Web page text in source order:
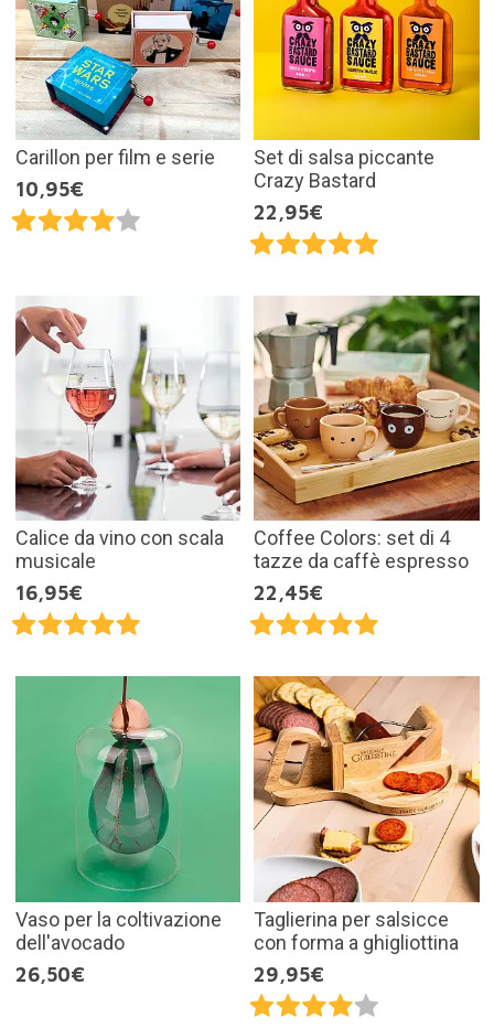
Carillon per film e serie
10,95€
Set di salsa piccante
Crazy Bastard
22,95€
Calice da vino con scala
musicale
16,95€
Coffee Colors: set di 4
tazze da caffè espresso
22,45€
Vaso per la coltivazione
dell'avocado
26,50€
Taglierina per salsicce
con forma a ghigliottina
29,95€